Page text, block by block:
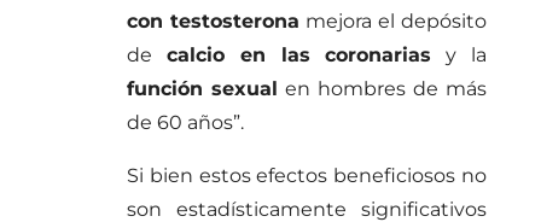
con testosterona mejora el depósito
de calcio en las coronarias y la
función sexual en hombres de más
de 60 años”.
Si bien estos efectos beneficiosos no
son estadísticamente significativos